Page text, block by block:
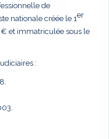
de
nationale créée le 1er
et immatriculée sous le
: